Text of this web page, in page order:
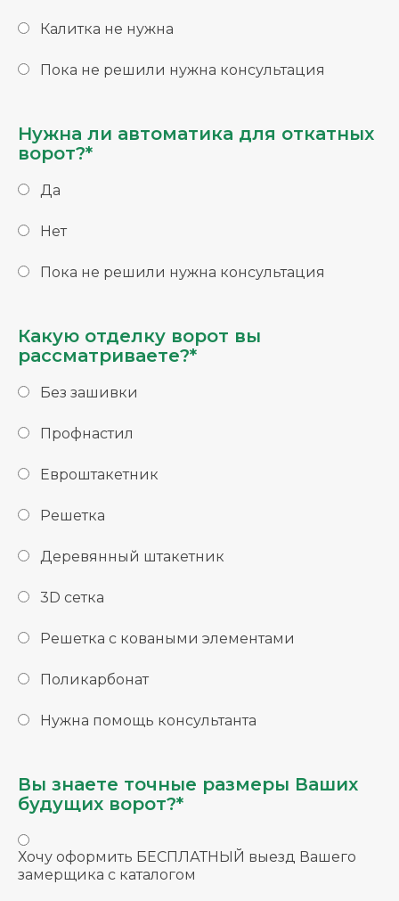
Калитка не нужна
Пока не решили нужна консультация
Нужна ли автоматика для откатных
ворот?*
Да
Нет
Пока не решили нужна консультация
Какую отделку ворот вы
рассматриваете?*
Без зашивки
Профнастил
Евроштакетник
Решетка
Деревянный штакетник
3D сетка
Решетка с коваными элементами
Поликарбонат
Нужна помощь консультанта
Вы знаете точные размеры Ваших
будущих ворот?*
Хочу оформить БЕСПЛАТНЫЙ выезд Вашего
замерщика с каталогом